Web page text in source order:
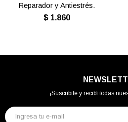
Reparador y Antiestrés.
$ 1.860
¡Suscribite y recibí todas